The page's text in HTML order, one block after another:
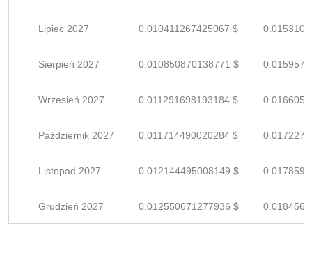
Lipiec 2027 0.010411267425067 $
Sierpień 2027 0.010850870138771 $
Wrzesień 2027 0.011291698193184 $
Październik 2027 0.011714490020284 $
Listopad 2027 0.012144495008149 $
Grudzień 2027 0.012550671277936 $